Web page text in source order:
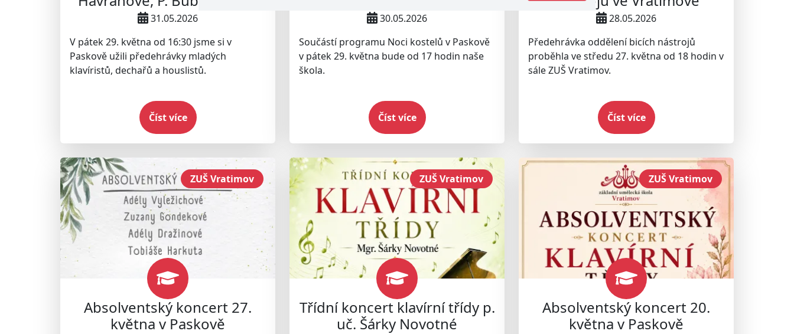
Bodnárové
31.05.2026
V pátek 29. května od 16:30 jsme si v
Paskově užili předehrávky mladých
klavíristů, dechařů a houslistů.
Číst více
30.05.2026
Součástí programu Noci kostelů v Paskově
v pátek 29. května bude od 17 hodin naše
škola.
Číst více
28.05.2026
Předehrávka oddělení bicích nástrojů
proběhla ve středu 27. května od 18 hodin v
sále ZUŠ Vratimov.
Číst více
Absolventský koncert 27.
května v Paskově
ZUŠ Vratimov
Třídní koncert klavírní třídy p.
uč. Šárky Novotné
ZUŠ Vratimov
Absolventský koncert 20.
května v Paskově
ZUŠ Vratimov